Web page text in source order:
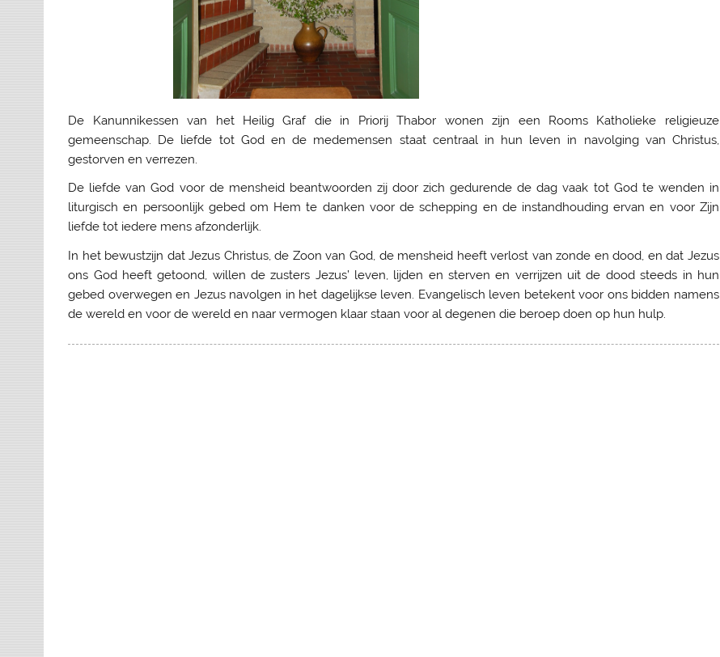
De Kanunnikessen van het Heilig Graf die in Priorij Thabor wonen zijn een Rooms Katholieke religieuze
gemeenschap. De liefde tot God en de medemensen staat centraal in hun leven in navolging van Christus,
gestorven en verrezen.
De liefde van God voor de mensheid beantwoorden zij door zich gedurende de dag vaak tot God te wenden in
liturgisch en persoonlijk gebed om Hem te danken voor de schepping en de instandhouding ervan en voor Zijn
liefde tot iedere mens afzonderlijk.
In het bewustzijn dat Jezus Christus, de Zoon van God, de mensheid heeft verlost van zonde en dood, en dat Jezus
ons God heeft getoond, willen de zusters Jezus’ leven, lijden en sterven en verrijzen uit de dood steeds in hun
gebed overwegen en Jezus navolgen in het dagelijkse leven. Evangelisch leven betekent voor ons bidden namens
de wereld en voor de wereld en naar vermogen klaar staan voor al degenen die beroep doen op hun hulp.